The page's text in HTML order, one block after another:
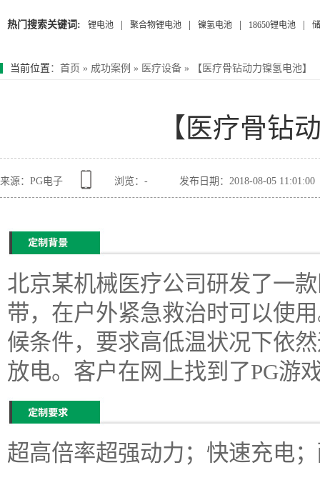
热门搜索关键词: 锂电池 聚合物锂电池 镍氢电池 18650锂电池
当前位置 ： 首页 » 成功案例 » 医疗设备 » 【医疗骨钻动力镍氢电池】
【医疗骨钻
来源：PG电子 浏览： - 发布日期：2018-08-05 11:01:00
北京某机械医疗公司研发了一
带，在户外紧急救治时可以使
候条件，要求高低温状况下依
放电。客户在网上找到了PG游
超高倍率超强动力；快速充电